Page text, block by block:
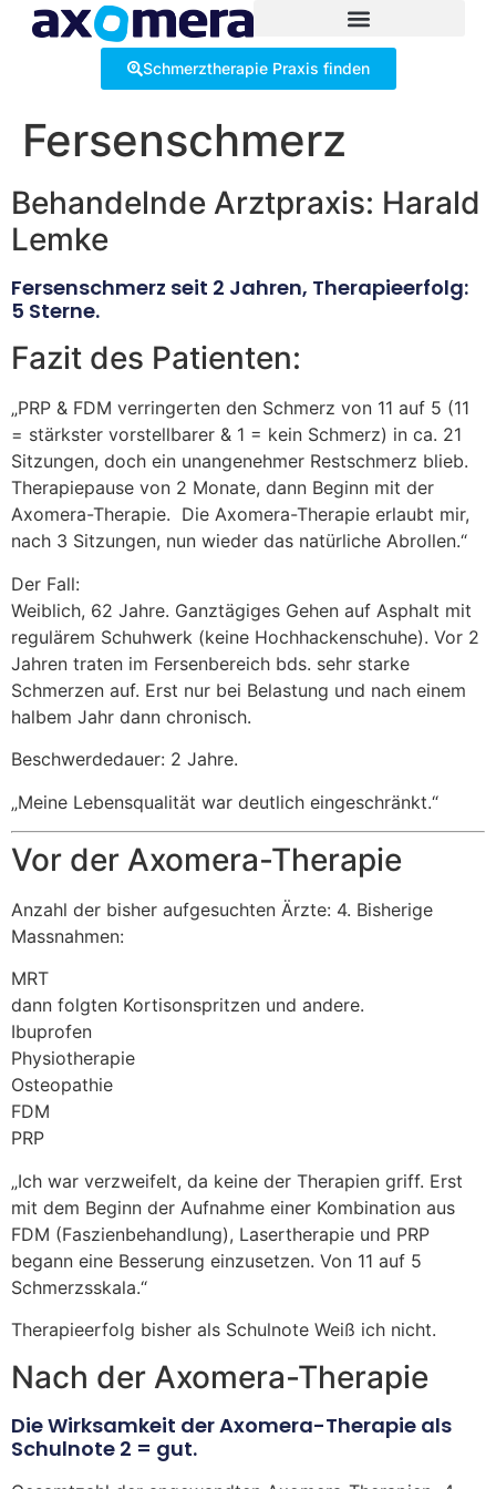
springen
Schmerztherapie Praxis finden
Fersenschmerz
Behandelnde Arztpraxis: Harald
Lemke
Fersenschmerz seit 2 Jahren, Therapieerfolg:
5 Sterne.
Fazit des Patienten:
„PRP & FDM verringerten den Schmerz von 11 auf 5 (11
= stärkster vorstellbarer & 1 = kein Schmerz) in ca. 21
Sitzungen, doch ein unangenehmer Restschmerz blieb.
Therapiepause von 2 Monate, dann Beginn mit der
Axomera-Therapie. Die Axomera-Therapie erlaubt mir,
nach 3 Sitzungen, nun wieder das natürliche Abrollen.“
Der Fall:
Weiblich, 62 Jahre. Ganztägiges Gehen auf Asphalt mit
regulärem Schuhwerk (keine Hochhackenschuhe). Vor 2
Jahren traten im Fersenbereich bds. sehr starke
Schmerzen auf. Erst nur bei Belastung und nach einem
halbem Jahr dann chronisch.
Beschwerdedauer: 2 Jahre.
„Meine Lebensqualität war deutlich eingeschränkt.“
Vor der Axomera-Therapie
Anzahl der bisher aufgesuchten Ärzte: 4. Bisherige
Massnahmen:
MRT
dann folgten Kortisonspritzen und andere.
Ibuprofen
Physiotherapie
Osteopathie
FDM
PRP
„Ich war verzweifelt, da keine der Therapien griff. Erst
mit dem Beginn der Aufnahme einer Kombination aus
FDM (Faszienbehandlung), Lasertherapie und PRP
begann eine Besserung einzusetzen. Von 11 auf 5
Schmerzsskala.“
Therapieerfolg bisher als Schulnote Weiß ich nicht.
Nach der Axomera-Therapie
Die Wirksamkeit der Axomera-Therapie als
Schulnote 2 = gut.